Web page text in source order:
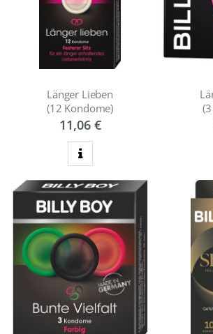
Länger Lieben
(12 Kondome)
11,06 €